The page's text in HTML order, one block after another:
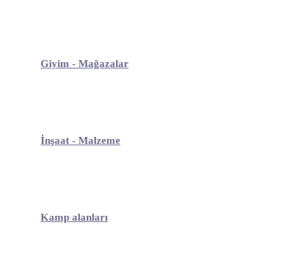
Giyim - Mağazalar
İnşaat - Malzeme
Kamp alanları